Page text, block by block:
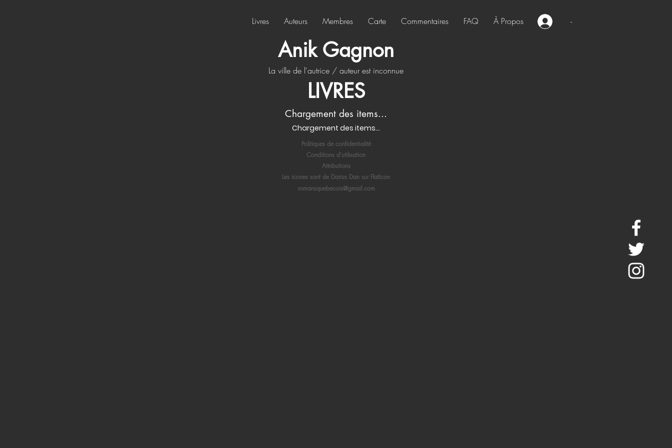
Livres Auteurs Membres Carte Commentaires FAQ À Propos -
Anik Gagnon
La ville de l'autrice / auteur est inconnue
LIVRES
Chargement des items...
Chargement des items...
Politiques de confidentialité
Conditions d'utilisation
Attributions
Les icones sont de Darius Dan sur FlatIcon
romansquebecois@gmail.com